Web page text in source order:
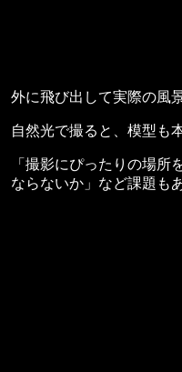
外に飛び出して実際の風
自然光で撮ると、模型も
「撮影にぴったりの場
ならないか」など課題も